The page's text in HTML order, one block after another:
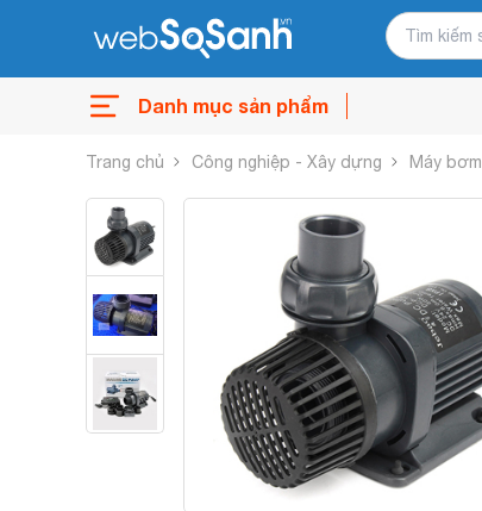
Danh mục sản phẩm
Trang chủ Công nghiệp - Xây dựng Máy bơm